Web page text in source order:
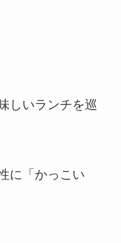
しいランチを巡
に「かっこい